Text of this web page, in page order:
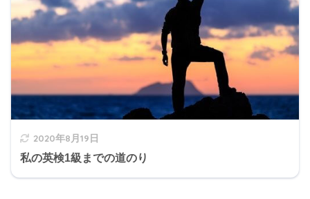
2020年8月19日
私の英検1級までの道のり